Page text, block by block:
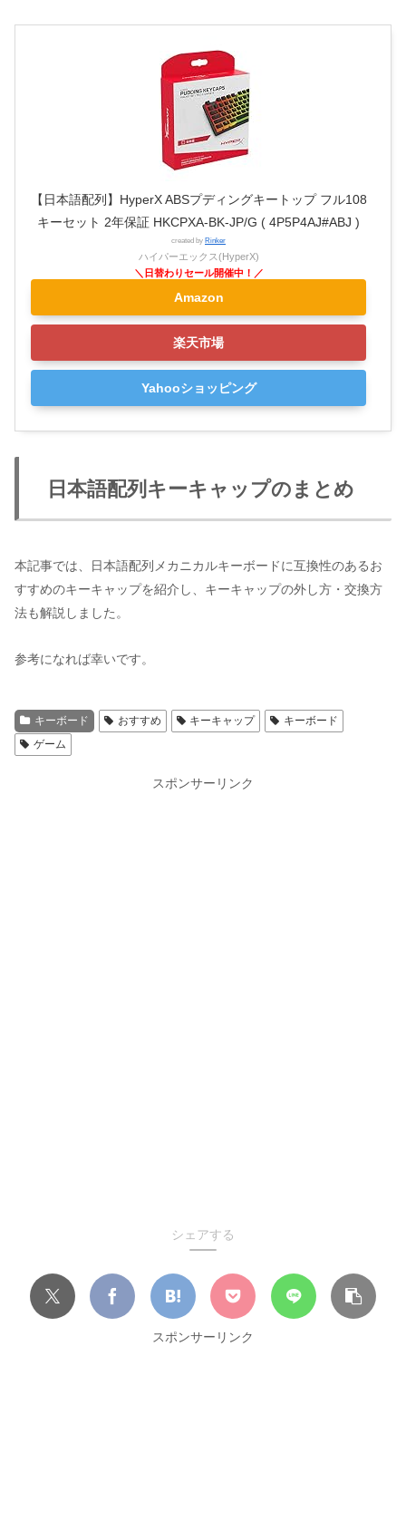
【日本語配列】HyperX ABSプディングキートップ フル108
キーセット 2年保証 HKCPXA-BK-JP/G ( 4P5P4AJ#ABJ )
created by Rinker
ハイパーエックス(HyperX)
Amazon
楽天市場
Yahooショッピング
日本語配列キーキャップのまとめ
本記事では、日本語配列メカニカルキーボードに互換性のあるお
すすめのキーキャップを紹介し、キーキャップの外し方・交換方
法も解説しました。
参考になれば幸いです。
キーボード おすすめ キーキャップ
キーボード
ゲーム
スポンサーリンク
シェアする
スポンサーリンク